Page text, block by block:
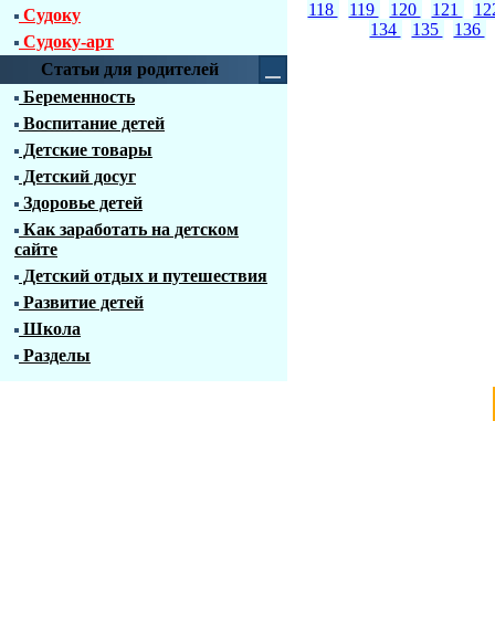
Судоку
Судоку-арт
Статьи для родителей
Беременность
Воспитание детей
Детские товары
Детский досуг
Здоровье детей
Как заработать на детском
сайте
Детский отдых и путешествия
Развитие детей
Школа
Разделы
118
119 120 121
134
135 136